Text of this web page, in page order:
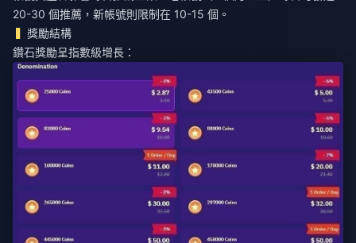
20-30 個推薦，新帳號則限制在 10-15 個。
獎勵結構
鑽石獎勵呈指數級增長：